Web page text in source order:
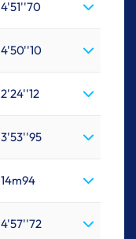
4'51''70
4'50''10
2'24''12
3'53''95
14m94
4'57''72